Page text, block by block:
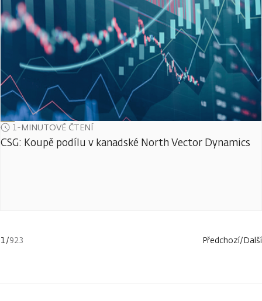
1-MINUTOVÉ ČTENÍ
CSG: Koupě podílu v kanadské North Vector Dynamics
1/923 Předchozí/Další